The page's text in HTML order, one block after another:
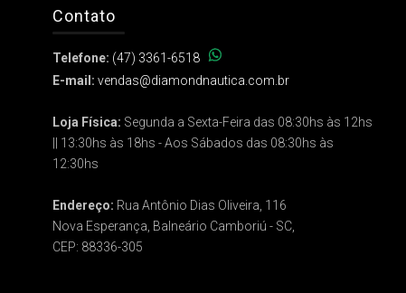
Contato
Telefone: (47) 3361-6518
E-mail: vendas@diamondnautica.com.br
Loja Física: Segunda a Sexta-Feira das 08:30hs às 12hs
|| 13:30hs às 18hs - Aos Sábados das 08:30hs às
12:30hs
Endereço: Rua Antônio Dias Oliveira, 116
Nova Esperança, Balneário Camboriú - SC,
CEP: 88336-305